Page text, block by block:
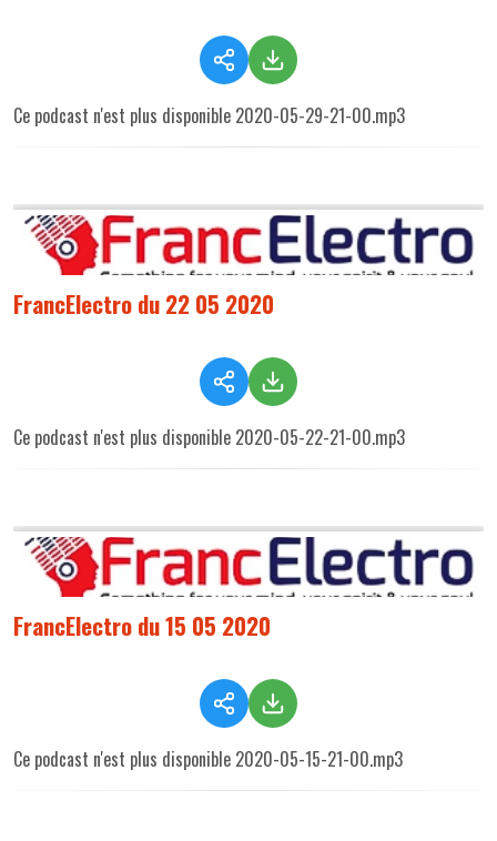
Ce podcast n'est plus disponible 2020-05-29-21-00.mp3
FrancElectro du 22 05 2020
Ce podcast n'est plus disponible 2020-05-22-21-00.mp3
FrancElectro du 15 05 2020
Ce podcast n'est plus disponible 2020-05-15-21-00.mp3